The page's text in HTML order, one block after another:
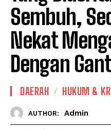
Sembuh,
Nekat
Dengan
DAERAH HUKUM &
AUTHOR: Admin